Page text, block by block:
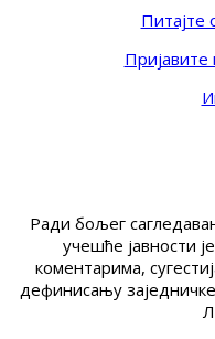
Питајте
Ради бољег
учешће јавности
коментарима,
дефинисању